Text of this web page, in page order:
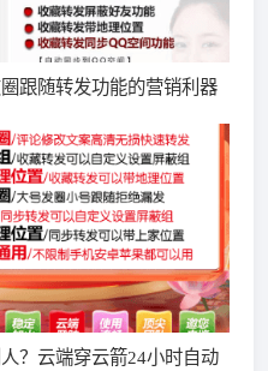
跟随转发功能的营销利器
？云端穿云箭24小时自动